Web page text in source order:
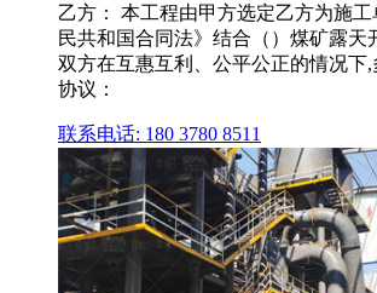
乙方： 本工程由甲方选定乙方为施工
民共和国合同法》结合（）煤矿露天
双方在互惠互利、公平公正的情况下
协议：
联系电话: 180 3780 8511